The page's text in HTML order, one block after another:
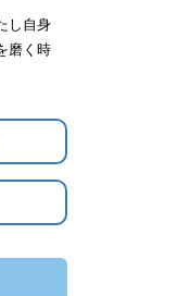
し自身
磨く時